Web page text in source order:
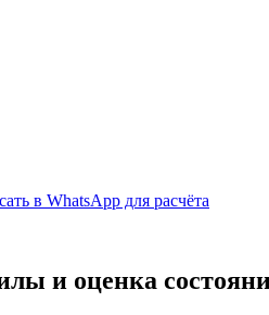
в WhatsApp для расчёта
и оценка